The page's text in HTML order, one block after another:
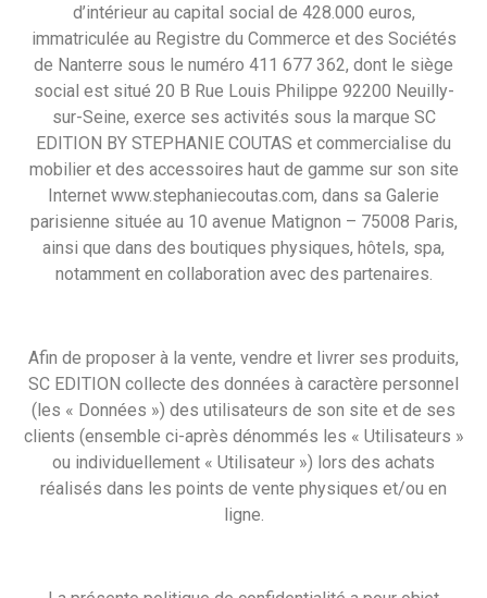
d’intérieur au capital social de 428.000 euros,
immatriculée au Registre du Commerce et des Sociétés
de Nanterre sous le numéro 411 677 362, dont le siège
social est situé 20 B Rue Louis Philippe 92200 Neuilly-
sur-Seine, exerce ses activités sous la marque SC
EDITION BY STEPHANIE COUTAS et commercialise du
mobilier et des accessoires haut de gamme sur son site
Internet www.stephaniecoutas.com, dans sa Galerie
parisienne située au 10 avenue Matignon – 75008 Paris,
ainsi que dans des boutiques physiques, hôtels, spa,
notamment en collaboration avec des partenaires.
Afin de proposer à la vente, vendre et livrer ses produits,
SC EDITION collecte des données à caractère personnel
(les « Données ») des utilisateurs de son site et de ses
clients (ensemble ci-après dénommés les « Utilisateurs »
ou individuellement « Utilisateur ») lors des achats
réalisés dans les points de vente physiques et/ou en
ligne.